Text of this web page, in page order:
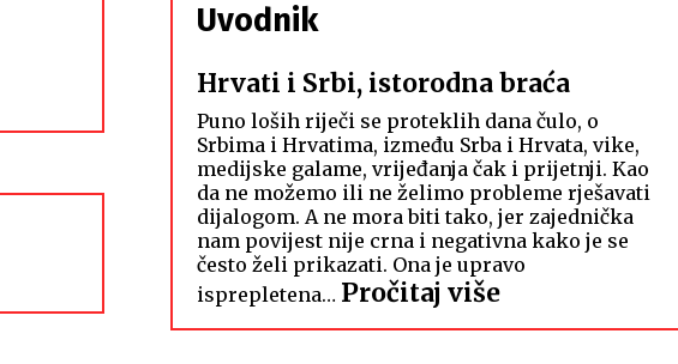
Uvodnik
Hrvati i Srbi, istorodna braća
Puno loših riječi se proteklih dana čulo, o
Srbima i Hrvatima, između Srba i Hrvata, vike,
medijske galame, vrijeđanja čak i prijetnji. Kao
da ne možemo ili ne želimo probleme rješavati
dijalogom. A ne mora biti tako, jer zajednička
nam povijest nije crna i negativna kako je se
često želi prikazati. Ona je upravo
isprepletena… Pročitaj više:
Hrvati